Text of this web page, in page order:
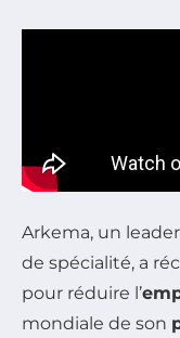
Arkema, un
de spécialité, a
pour réduire l’
mondiale de son